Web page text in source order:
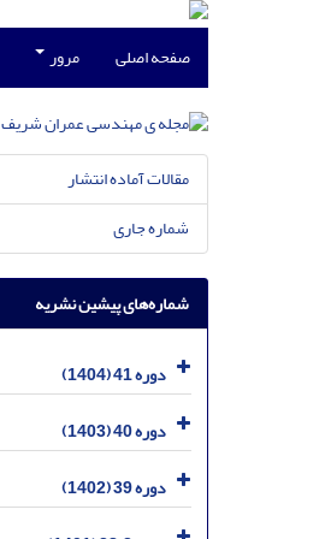
صفحه اصلی مرور
مقالات آماده انتشار
شماره جاری
شماره‌های پیشین نشریه
دوره 41 (1404)
دوره 40 (1403)
دوره 39 (1402)